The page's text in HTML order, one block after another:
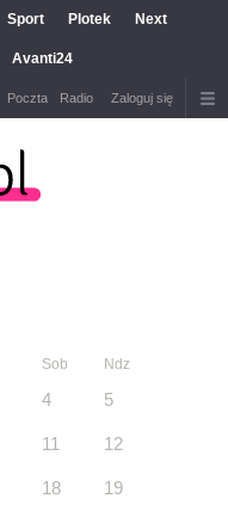
Sport Plotek Next
Avanti24
Poczta Radio Zaloguj się
Sob Ndz
4 5
11 12
18 19